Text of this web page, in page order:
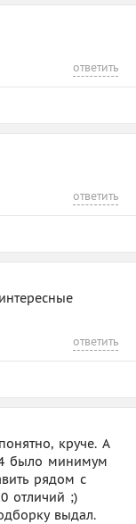
ответить
ответить
ответить
круче. А
было минимум
рядом с
отличий ;)
выдал.